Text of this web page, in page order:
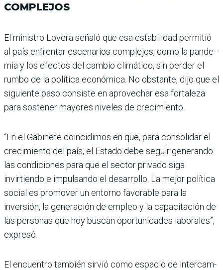
COMPLEJOS
El ministro Lovera señaló que esa estabilidad permitió
al país enfrentar escenarios complejos, como la pande­
mia y los efectos del cam­bio climático, sin perder el
rumbo de la política econó­mica. No obstante, dijo que el
siguiente paso consiste en aprovechar esa fortaleza
para sostener mayores nive­les de crecimiento.
“En el Gabinete coincidimos en que, para consolidar el
cre­cimiento del país, el Estado debe seguir generando
las condiciones para que el sec­tor privado siga
invirtiendo e impulsando el desarrollo. La mejor política
social es promo­ver un entorno favorable para la
inversión, la generación de empleo y la capacitación de
las personas que hoy buscan opor­tunidades laborales”,
expresó.
El encuentro también sirvió como espacio de intercam­